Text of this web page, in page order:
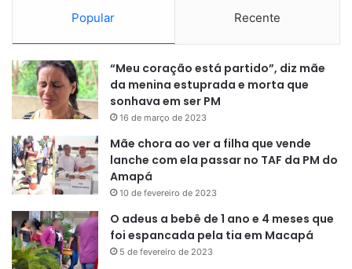
Popular Recente
“Meu coração está partido”, diz mãe
da menina estuprada e morta que
sonhava em ser PM
16 de março de 2023
Mãe chora ao ver a filha que vende
lanche com ela passar no TAF da PM do
Amapá
10 de fevereiro de 2023
O adeus a bebê de 1 ano e 4 meses que
foi espancada pela tia em Macapá
5 de fevereiro de 2023